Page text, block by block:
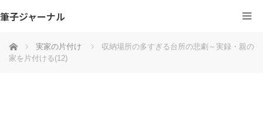
筆子ジャーナル
ホーム 実家の片付け
収納場所の多すぎる台所の悲劇～実録・親の
家を片付ける(12)